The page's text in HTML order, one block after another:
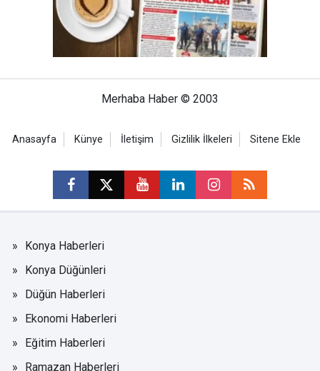
Merhaba Haber © 2003
Anasayfa Künye İletişim Gizlilik İlkeleri Sitene Ekle
Konya Haberleri
Konya Düğünleri
Düğün Haberleri
Ekonomi Haberleri
Eğitim Haberleri
Ramazan Haberleri